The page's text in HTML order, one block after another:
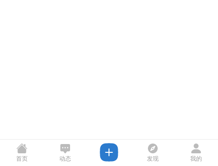
首页 动态 发现 我的